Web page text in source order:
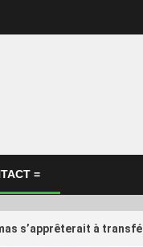
=
s’apprêterait à